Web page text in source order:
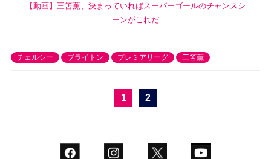
【動画】三笘薫、決まっていればスーパーゴールのチャンスシ
ーンがこれだ
チェルシー ブライトン プレミアリーグ 三笘薫
1 2